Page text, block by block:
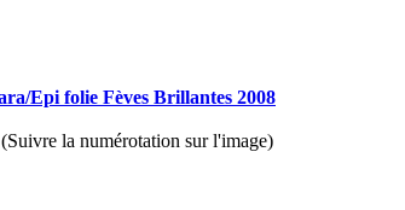
Epi folie Fèves Brillantes 2008
la numérotation sur l'image)